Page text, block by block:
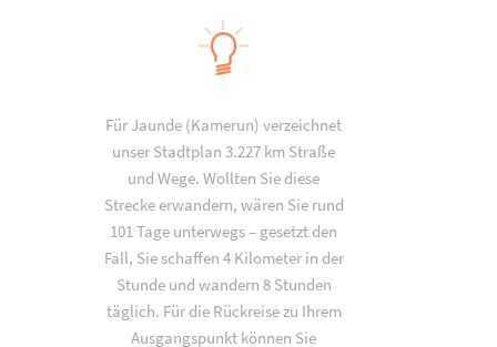
Für Jaunde (Kamerun) verzeichnet
unser Stadtplan 3.227 km Straße
und Wege. Wollten Sie diese
Strecke erwandern, wären Sie rund
101 Tage unterwegs – gesetzt den
Fall, Sie schaffen 4 Kilometer in der
Stunde und wandern 8 Stunden
täglich. Für die Rückreise zu Ihrem
Ausgangspunkt können Sie